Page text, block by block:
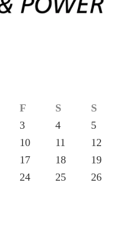
F S
S
3 4
5
10 11
12
17 18
19
24 25
26